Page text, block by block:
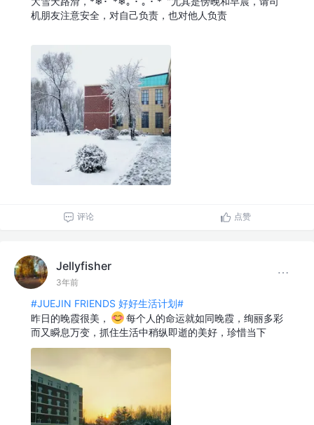
评论 点赞
Jellyfisher
3年前
#JUEJIN FRIENDS 好好生活计划#
昨日的晚霞很美，
每个人的命运就如同晚霞，绚丽多彩
而又瞬息万变，抓住生活中稍纵即逝的美好，珍惜当下